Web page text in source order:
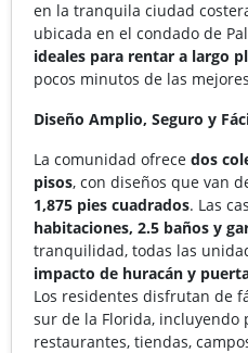
en la tranquila ciudad
ubicada en el condado de
ideales para rentar a largo
pocos minutos de las
Diseño Amplio, Seguro y
La comunidad ofrece dos
pisos, con diseños que van
1,875 pies cuadrados. Las
habitaciones, 2.5 baños y
tranquilidad, todas las
impacto de huracán y
Los residentes disfrutan de
sur de la Florida, incluyendo
restaurantes, tiendas,